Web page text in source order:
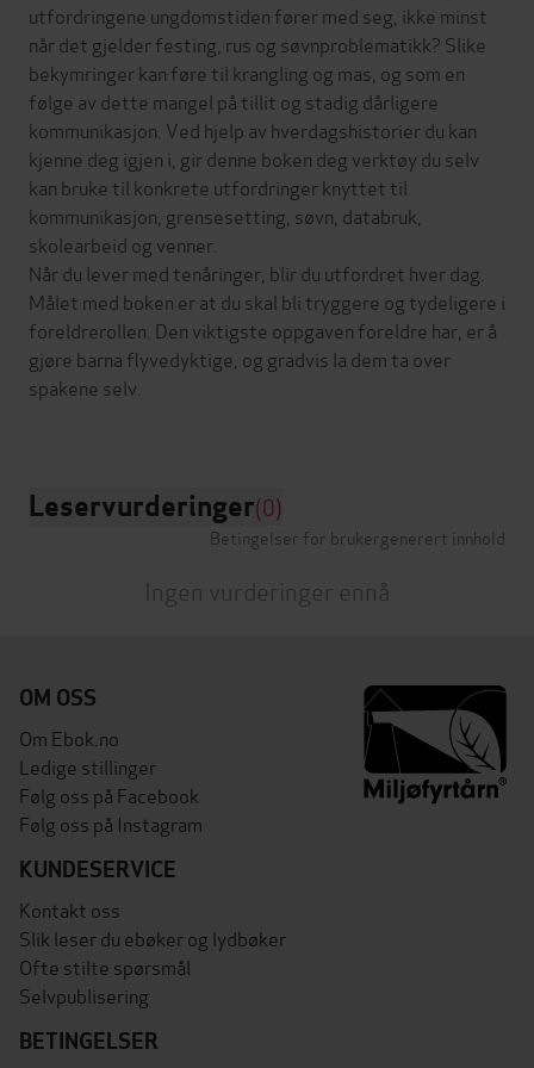
utfordringene ungdomstiden fører med seg, ikke minst
når det gjelder festing, rus og søvnproblematikk? Slike
bekymringer kan føre til krangling og mas, og som en
følge av dette mangel på tillit og stadig dårligere
kommunikasjon. Ved hjelp av hverdagshistorier du kan
kjenne deg igjen i, gir denne boken deg verktøy du selv
kan bruke til konkrete utfordringer knyttet til
kommunikasjon, grensesetting, søvn, databruk,
skolearbeid og venner.
Når du lever med tenåringer, blir du utfordret hver dag.
Målet med boken er at du skal bli tryggere og tydeligere i
foreldrerollen. Den viktigste oppgaven foreldre har, er å
gjøre barna flyvedyktige, og gradvis la dem ta over
spakene selv.
Leservurderinger(0)
Betingelser for brukergenerert innhold
Ingen vurderinger ennå
OM OSS
Om Ebok.no
Ledige stillinger
Følg oss på Facebook
Følg oss på Instagram
KUNDESERVICE
Kontakt oss
Slik leser du ebøker og lydbøker
Ofte stilte spørsmål
Selvpublisering
BETINGELSER